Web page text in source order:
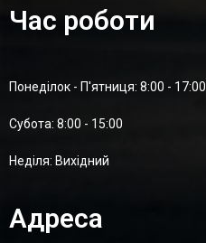
Час роботи
Понеділок - П'ятниця: 8:00 - 17:00
Суботa: 8:00 - 15:00
Неділя: Вихідний
Адреса